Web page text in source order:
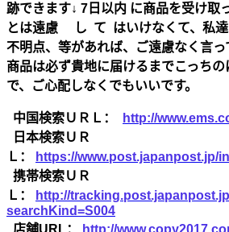
跡できます↓ 7日以内 に商品を受け取
とは遠慮 し て はいけなくて、私達
不明点、等があれば、ご遠慮なく
商品は必ず貴地に届けるまでこっち
で、ご心配しなくでもいいです。
中国検索ＵＲＬ：
http://
日本検索ＵＲ
Ｌ：
https://www.post.japanpost.jp/
携帯検索ＵＲ
Ｌ：
http://
searchKind=S004
店舗URL：
http://